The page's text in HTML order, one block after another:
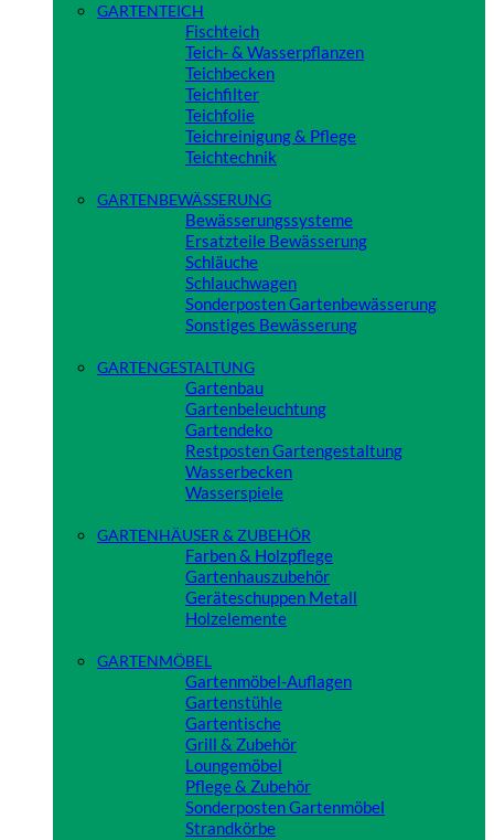
GARTENTEICH
Fischteich
Teich- & Wasserpflanzen
Teichbecken
Teichfilter
Teichfolie
Teichreinigung & Pflege
Teichtechnik
GARTENBEWÄSSERUNG
Bewässerungssysteme
Ersatzteile Bewässerung
Schläuche
Schlauchwagen
Sonderposten Gartenbewässerung
Sonstiges Bewässerung
GARTENGESTALTUNG
Gartenbau
Gartenbeleuchtung
Gartendeko
Restposten Gartengestaltung
Wasserbecken
Wasserspiele
GARTENHÄUSER & ZUBEHÖR
Farben & Holzpflege
Gartenhauszubehör
Geräteschuppen Metall
Holzelemente
GARTENMÖBEL
Gartenmöbel-Auflagen
Gartenstühle
Gartentische
Grill & Zubehör
Loungemöbel
Pflege & Zubehör
Sonderposten Gartenmöbel
Strandkörbe